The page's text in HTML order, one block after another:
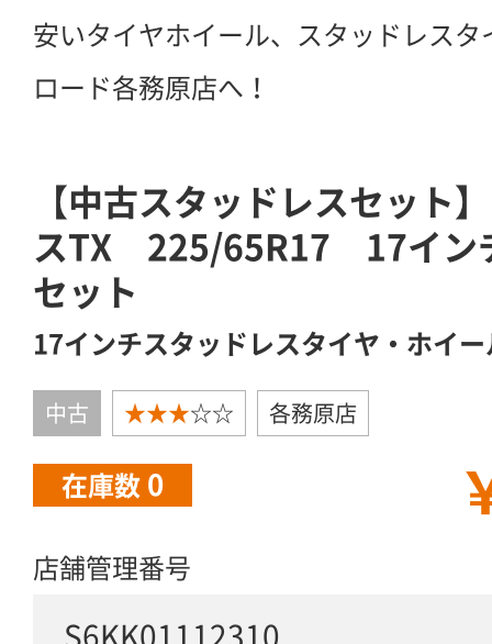
安いタイヤホイール、スタッドレス
ロード各務原店へ！
【中古スタッドレスセット
スTX 225/65R17 17イン
セット
17インチスタッドレスタイヤ・ホイ
中古 ★★★☆☆ 各務原店
在庫数 0
店舗管理番号
S6KK01112310